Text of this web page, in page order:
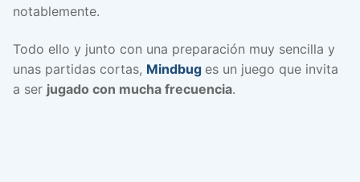
notablemente.
Todo ello y junto con una preparación muy sencilla y
unas partidas cortas, Mindbug es un juego que invita
a ser jugado con mucha frecuencia.